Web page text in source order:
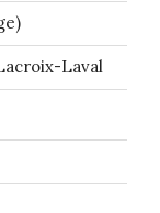
Laval